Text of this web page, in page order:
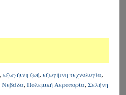
,εξωγήινη ζωή,εξωγήινη τεχνολογία,
Νεβάδα,Πολεμική Αεροπορία,Σελήνη